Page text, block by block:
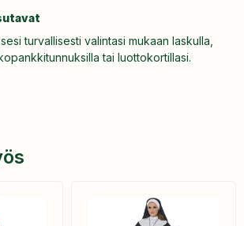
turvallisesti valintasi mukaan laskulla,
tai luottokortillasi.